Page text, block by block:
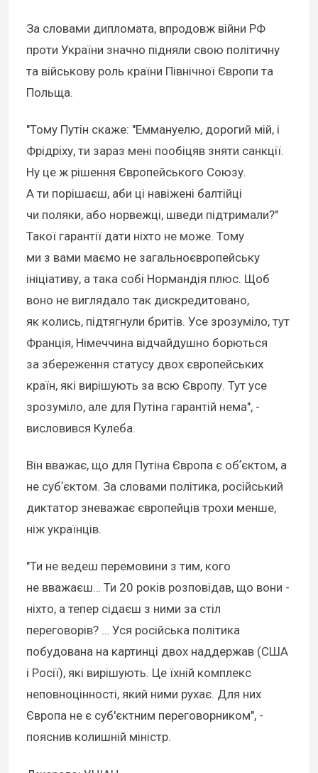
За словами дипломата, впродовж війни РФ
проти України значно підняли свою політичну
та військову роль країни Північної Європи та
Польща.
"Тому Путін скаже: "Еммануелю, дорогий мій, і
Фрідріху, ти зараз мені пообіцяв зняти санкції.
Ну це ж рішення Європейського Союзу.
А ти порішаєш, аби ці навіжені балтійці
чи поляки, або норвежці, шведи підтримали?"
Такої гарантії дати ніхто не може. Тому
ми з вами маємо не загальноєвропейську
ініціативу, а така собі Нормандія плюс. Щоб
воно не виглядало так дискредитовано,
як колись, підтягнули бритів. Усе зрозуміло, тут
Франція, Німеччина відчайдушно борються
за збереження статусу двох європейських
країн, які вирішують за всю Європу. Тут усе
зрозуміло, але для Путіна гарантій нема", -
висловився Кулеба.
Він вважає, що для Путіна Європа є обʼєктом, а
не субʼєктом. За словами політика, російський
диктатор зневажає європейців трохи менше,
ніж українців.
"Ти не ведеш перемовини з тим, кого
не вважаєш… Ти 20 років розповідав, що вони -
ніхто, а тепер сідаєш з ними за стіл
переговорів? … Уся російська політика
побудована на картинці двох наддержав (США
і Росії), які вирішують. Це їхній комплекс
неповноцінності, який ними рухає. Для них
Європа не є суб'єктним переговорником", -
пояснив колишній міністр.